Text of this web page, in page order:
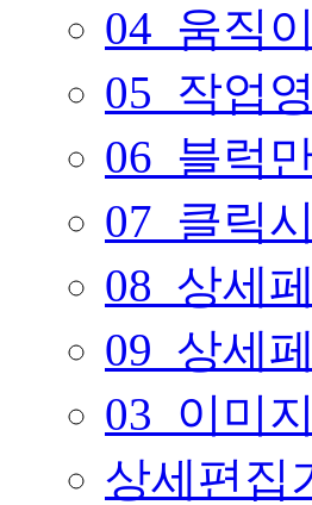
04_움직
05_작업
06_블럭
07_클릭
08_상세
09_상세
03_이미
상세편집